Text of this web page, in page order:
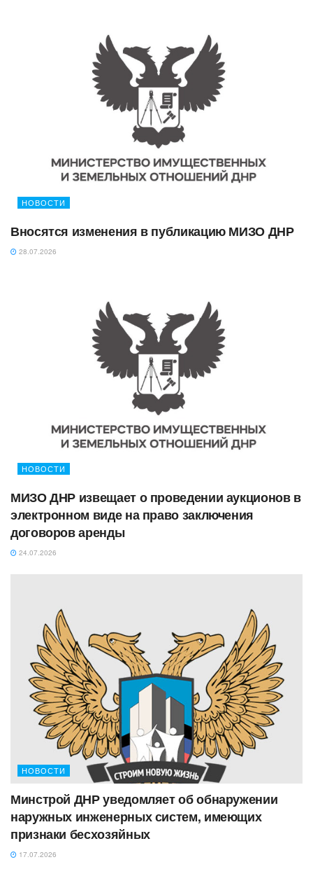
НОВОСТИ
Вносятся изменения в публикацию МИЗО ДНР
28.07.2026
НОВОСТИ
МИЗО ДНР извещает о проведении аукционов в
электронном виде на право заключения
договоров аренды
24.07.2026
НОВОСТИ
Минстрой ДНР уведомляет об обнаружении
наружных инженерных систем, имеющих
признаки бесхозяйных
17.07.2026